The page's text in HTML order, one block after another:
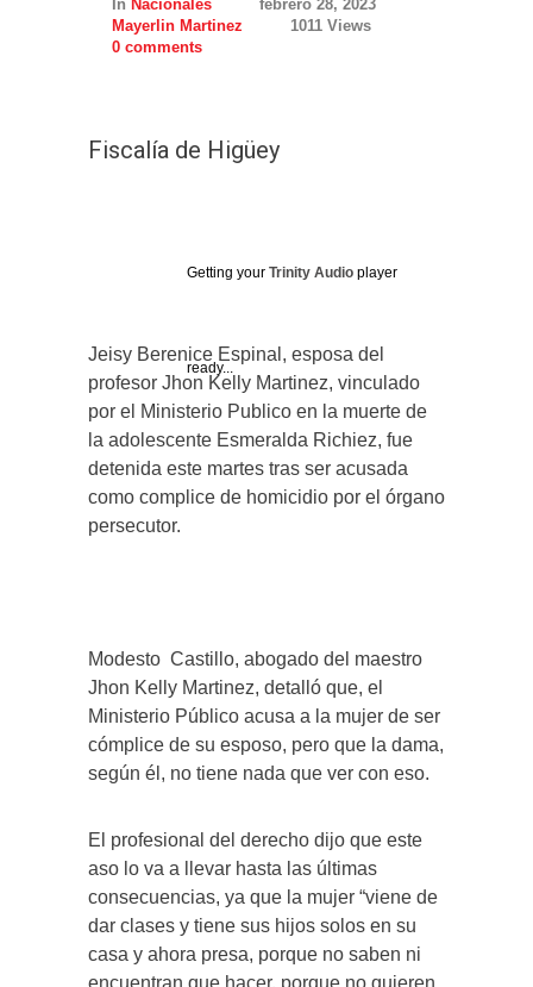
In Nacionales
febrero 28, 2023
Mayerlin Martinez
1011 Views
0 comments
Fiscalía de Higüey
Getting your Trinity Audio player
ready...
Jeisy Berenice Espinal, esposa del
profesor Jhon Kelly Martinez, vinculado
por el Ministerio Publico en la muerte de
la adolescente Esmeralda Richiez, fue
detenida este martes tras ser acusada
como complice de homicidio por el órgano
persecutor.
Modesto Castillo, abogado del maestro
Jhon Kelly Martinez, detalló que, el
Ministerio Público acusa a la mujer de ser
cómplice de su esposo, pero que la dama,
según él, no tiene nada que ver con eso.
El profesional del derecho dijo que este
aso lo va a llevar hasta las últimas
consecuencias, ya que la mujer “viene de
dar clases y tiene sus hijos solos en su
casa y ahora presa, porque no saben ni
encuentran que hacer, porque no quieren